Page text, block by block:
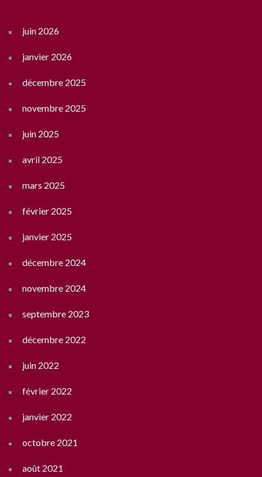
juin 2026
janvier 2026
décembre 2025
novembre 2025
juin 2025
avril 2025
mars 2025
février 2025
janvier 2025
décembre 2024
novembre 2024
septembre 2023
décembre 2022
juin 2022
février 2022
janvier 2022
octobre 2021
août 2021